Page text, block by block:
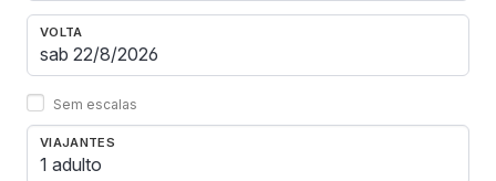
VOLTA
Sem escalas
VIAJANTES
1 adulto